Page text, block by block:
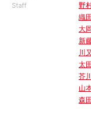
Staff
野
織
大
新
川
太
芥
山
森